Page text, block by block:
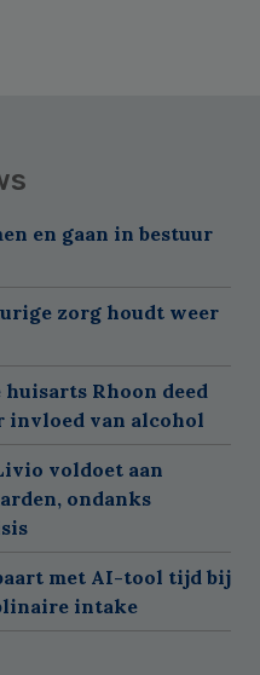
en gaan in bestuur
zorg houdt weer
huisarts Rhoon deed
invloed van alcohol
voldoet aan
ondanks
met AI-tool tijd bij
intake